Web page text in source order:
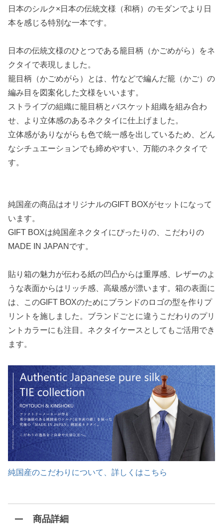
日本のシルク×日本の伝統文様（和柄）のモダンでより日
本を感じる特別な一本です。
日本の伝統文様のひとつである籠目柄（かごめがら）をネ
クタイで表現しました。
籠目柄（かごめがら）とは、竹などで編んだ籠（かご）の
編み目を図案化した文様をいいます。
ストライプの組織に籠目柄とバスケット組織を組み合わ
せ、より立体感のあるネクタイに仕上げました。
立体感がありながらも色で統一感を出しているため、どん
なシチュエーションでも締めやすい、万能のネクタイで
す。
純国産の商品はオリジナルのGIFT BOXがセットになって
います。
GIFT BOXは純国産ネクタイにぴったりの、こだわりの
MADE IN JAPANです。
貼り箱の魅力が伝わる紙の凹凸からは重厚感、レザーのよ
うな表面からはリッチ感、高級感が漂います。箱の表面に
は、このGIFT BOXのためにブランドのロゴの型を作りプ
リントを施しました。ブランドごとに違うこだわりのプリ
ントカラーにも注目。ネクタイケースとしてもご活用でき
ます。
純国産のこだわりについて、詳しくはこちら
商品詳細